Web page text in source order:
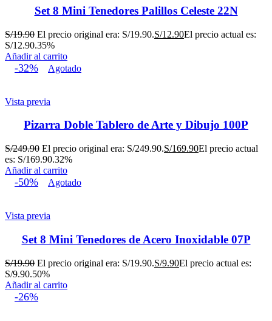
Set 8 Mini Tenedores Palillos Celeste 22N
S/19.90 El precio original era: S/19.90.S/12.90El precio actual es:
S/12.90.35%
Añadir al carrito
-32% Agotado
Vista previa
Pizarra Doble Tablero de Arte y Dibujo 100P
S/249.90 El precio original era: S/249.90.S/169.90El precio actual
es: S/169.90.32%
Añadir al carrito
-50% Agotado
Vista previa
Set 8 Mini Tenedores de Acero Inoxidable 07P
S/19.90 El precio original era: S/19.90.S/9.90El precio actual es:
S/9.90.50%
Añadir al carrito
-26%